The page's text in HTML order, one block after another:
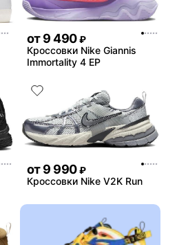
от9 490 ₽
Кроссовки Nike Giannis
Immortality 4 EP
от9 990 ₽
Кроссовки Nike V2K Run